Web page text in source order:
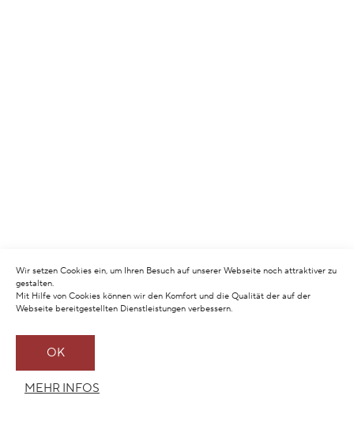
Wir setzen Cookies ein, um Ihren Besuch auf unserer Webseite noch attraktiver zu
gestalten.
Mit Hilfe von Cookies können wir den Komfort und die Qualität der auf der
Webseite bereitgestellten Dienstleistungen verbessern.
OK
MEHR INFOS